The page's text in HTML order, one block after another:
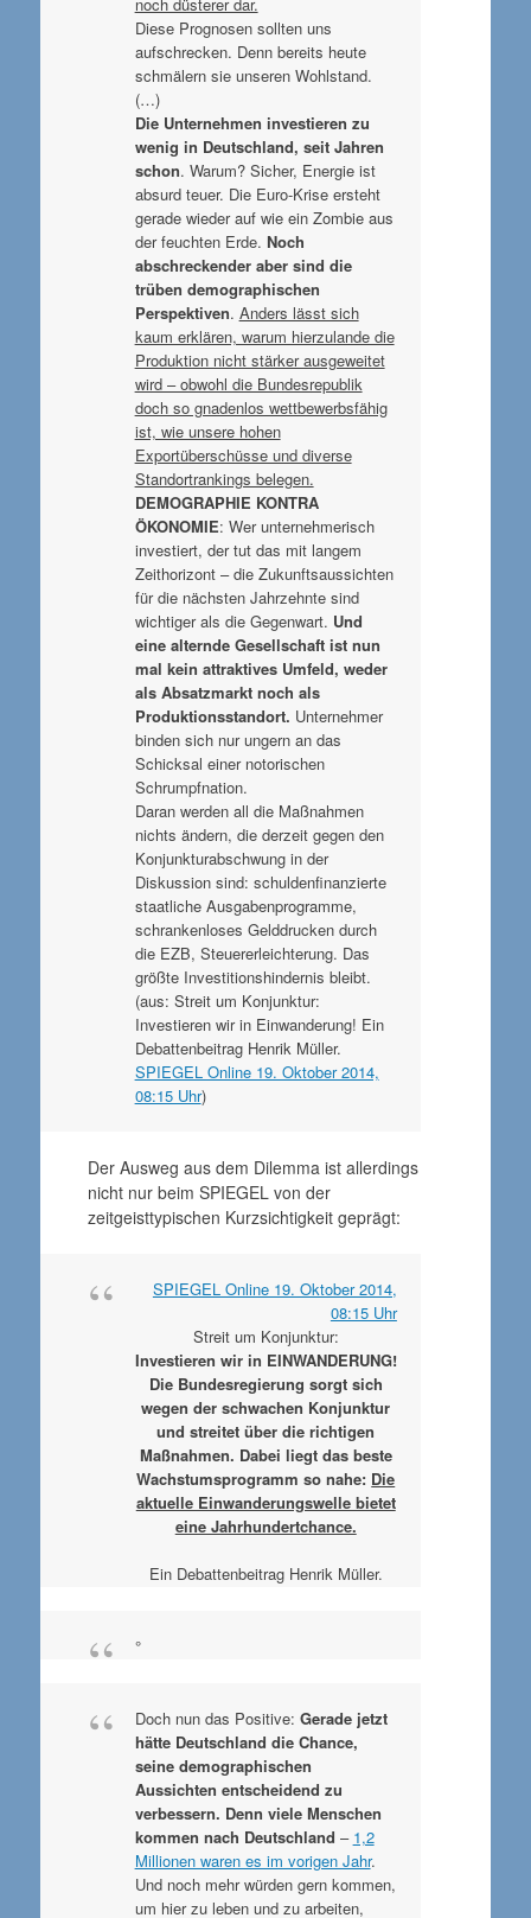
Diese Prognosen sollten uns
aufschrecken. Denn bereits heute
schmälern sie unseren Wohlstand.
(…)
Die Unternehmen investieren zu
wenig in Deutschland, seit Jahren
schon. Warum? Sicher, Energie ist
absurd teuer. Die Euro-Krise ersteht
gerade wieder auf wie ein Zombie aus
der feuchten Erde. Noch
abschreckender aber sind die
trüben demographischen
Perspektiven. Anders lässt sich
kaum erklären, warum hierzulande die
Produktion nicht stärker ausgeweitet
wird – obwohl die Bundesrepublik
doch so gnadenlos wettbewerbsfähig
ist, wie unsere hohen
Exportüberschüsse und diverse
Standortrankings belegen.
DEMOGRAPHIE KONTRA
ÖKONOMIE: Wer unternehmerisch
investiert, der tut das mit langem
Zeithorizont – die Zukunftsaussichten
für die nächsten Jahrzehnte sind
wichtiger als die Gegenwart. Und
eine alternde Gesellschaft ist nun
mal kein attraktives Umfeld, weder
als Absatzmarkt noch als
Produktionsstandort. Unternehmer
binden sich nur ungern an das
Schicksal einer notorischen
Schrumpfnation.
Daran werden all die Maßnahmen
nichts ändern, die derzeit gegen den
Konjunkturabschwung in der
Diskussion sind: schuldenfinanzierte
staatliche Ausgabenprogramme,
schrankenloses Gelddrucken durch
die EZB, Steuererleichterung. Das
größte Investitionshindernis bleibt.
(aus: Streit um Konjunktur:
Investieren wir in Einwanderung! Ein
Debattenbeitrag Henrik Müller.
SPIEGEL Online 19. Oktober 2014,
08:15 Uhr)
Der Ausweg aus dem Dilemma ist allerdings
nicht nur beim SPIEGEL von der
zeitgeisttypischen Kurzsichtigkeit geprägt:
SPIEGEL Online 19. Oktober 2014,
08:15 Uhr
Streit um Konjunktur:
Investieren wir in EINWANDERUNG!
Die Bundesregierung sorgt sich
wegen der schwachen Konjunktur
und streitet über die richtigen
Maßnahmen. Dabei liegt das beste
Wachstumsprogramm so nahe: Die
aktuelle Einwanderungswelle bietet
eine Jahrhundertchance.
Ein Debattenbeitrag Henrik Müller.
°
Doch nun das Positive: Gerade jetzt
hätte Deutschland die Chance,
seine demographischen
Aussichten entscheidend zu
verbessern. Denn viele Menschen
kommen nach Deutschland – 1,2
Millionen waren es im vorigen Jahr.
Und noch mehr würden gern kommen,
um hier zu leben und zu arbeiten,